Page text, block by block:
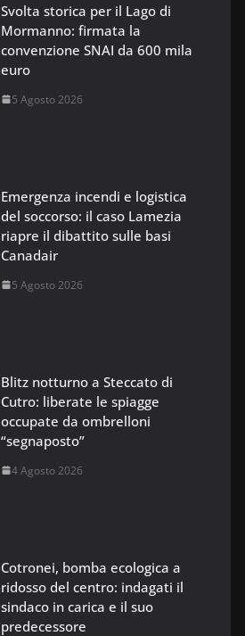
Svolta storica per il Lago di
Mormanno: firmata la
convenzione SNAI da 600 mila
euro
5 Agosto 2026
Emergenza incendi e logistica
del soccorso: il caso Lamezia
riapre il dibattito sulle basi
Canadair
5 Agosto 2026
Blitz notturno a Steccato di
Cutro: liberate le spiagge
occupate da ombrelloni
“segnaposto”
4 Agosto 2026
Cotronei, bomba ecologica a
ridosso del centro: indagati il
sindaco in carica e il suo
predecessore